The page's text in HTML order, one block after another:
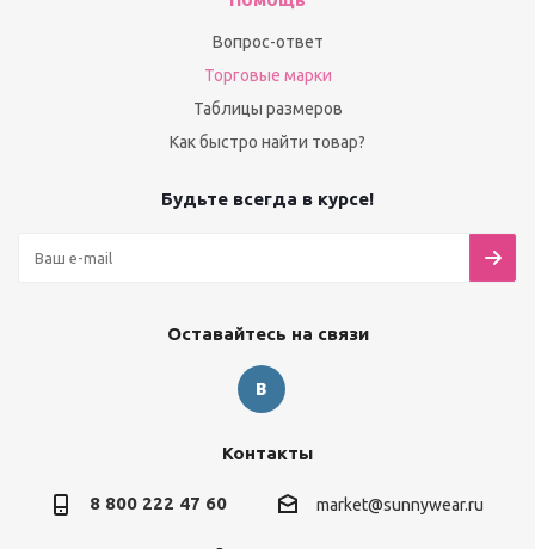
Вопрос-ответ
Торговые марки
Таблицы размеров
Как быстро найти товар?
Будьте всегда в курсе!
Оставайтесь на связи
Контакты
8 800 222 47 60 market@sunnywear.ru